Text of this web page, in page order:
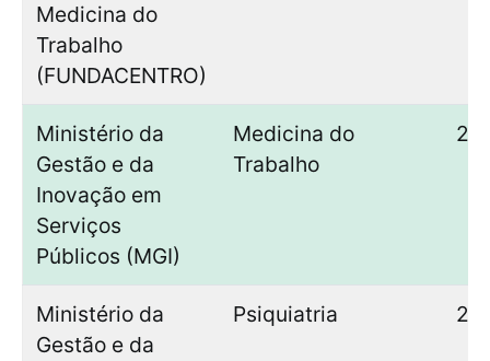
Medicina do
Trabalho
(FUNDACENTRO)
Ministério da
Gestão e da
Inovação em
Serviços
Públicos (MGI)
Medicina do
Trabalho
27
Ministério da
Gestão e da
Psiquiatria 27